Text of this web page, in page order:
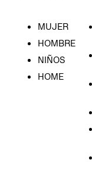
MUJER
HOMBRE
NIÑOS
HOME